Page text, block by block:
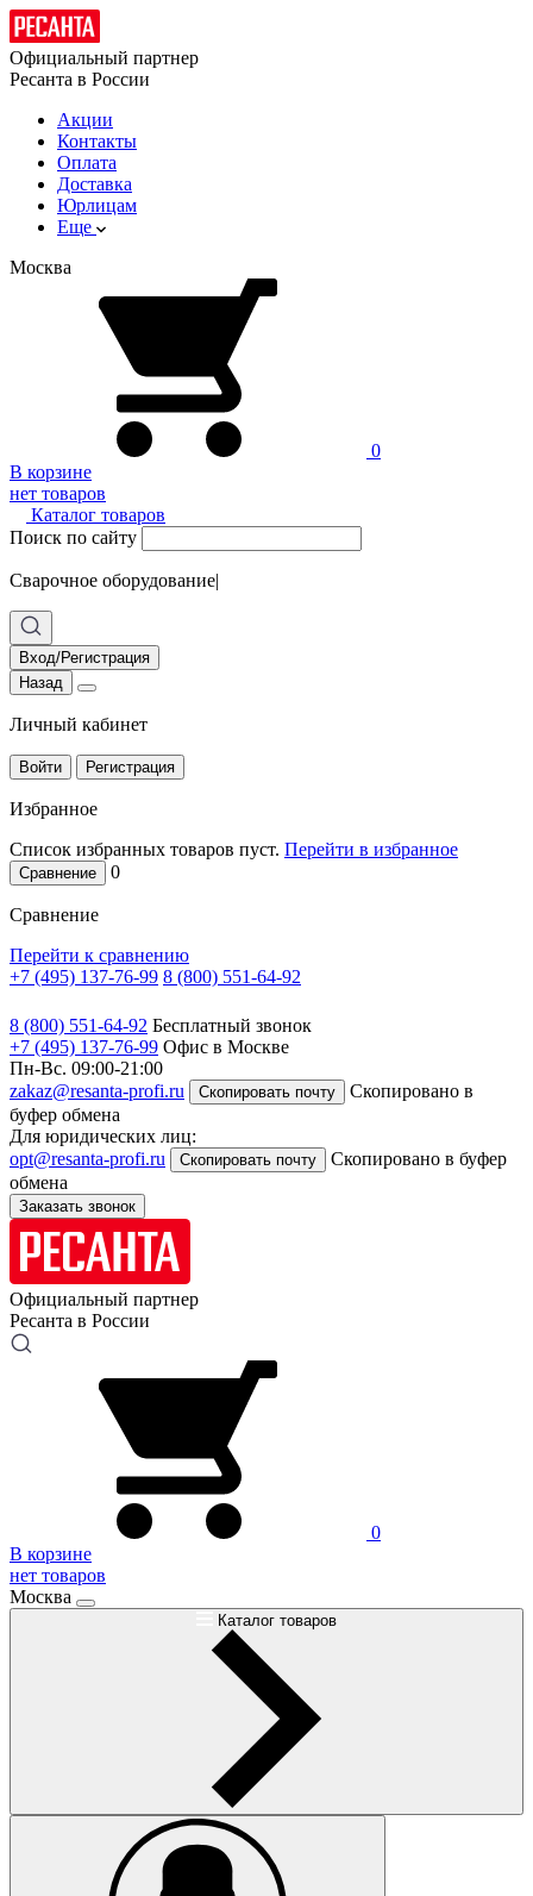
Официальный партнер
Ресанта в России
Акции
Контакты
Оплата
Доставка
Юрлицам
Еще
Москва
0
В корзине
нет товаров
Каталог товаров
Поиск по сайту
Сварочное оборудование|
Вход/Регистрация
Назад
Личный кабинет
Войти Регистрация
Избранное
Список избранных товаров пуст. Перейти в избранное
Сравнение 0
Сравнение
Перейти к сравнению
+7 (495) 137-76-99 8 (800) 551-64-92
8 (800) 551-64-92 Бесплатный звонок
+7 (495) 137-76-99 Офис в Москве
Пн-Вс. 09:00-21:00
zakaz@resanta-profi.ru
Скопировать почту
Скопировано в
буфер обмена
Для юридических лиц:
opt@resanta-profi.ru
Скопировать почту
Скопировано в буфер
обмена
Заказать звонок
Официальный партнер
Ресанта в России
0
В корзине
нет товаров
Москва
Каталог товаров